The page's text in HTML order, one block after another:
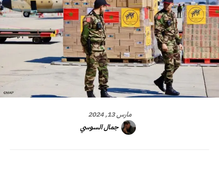
مارس 13, 2024
جمال السوسي